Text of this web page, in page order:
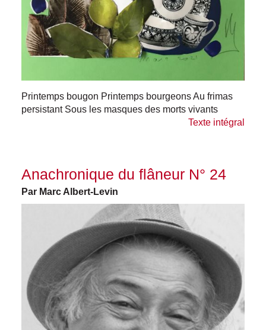
Printemps bougon Printemps bourgeons Au frimas
persistant Sous les masques des morts vivants
Texte intégral
Anachronique du flâneur N° 24
Par Marc Albert-Levin